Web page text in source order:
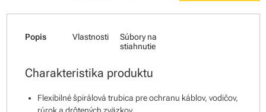
Popis Vlastnosti
Súbory na
stiahnutie
Charakteristika produktu
Flexibilné špirálová trubica pre ochranu káblov, vodičov,